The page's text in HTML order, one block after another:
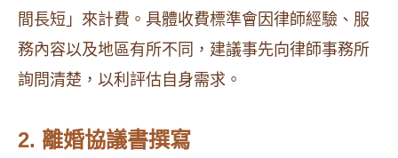
間長短」來計費。具體收費標準會因律師經驗、服
務內容以及地區有所不同，建議事先向律師事務所
詢問清楚，以利評估自身需求。
2. 離婚協議書撰寫